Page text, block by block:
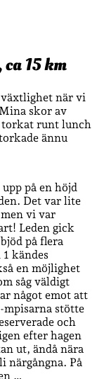
15 km
när vi
skor av
torkat runt lunch
ännu
på en höjd
Det var lite
vi var
Leden gick
på flera
kändes
en möjlighet
såg väldigt
något emot att
stötte
och
efter hagen
ut, ändå nära
närgångna. På
…